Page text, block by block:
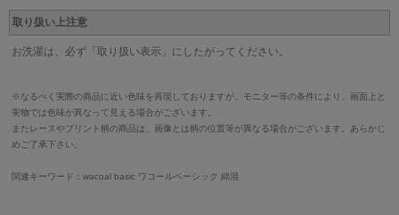
取り扱い上注意
お洗濯は、必ず「取り扱い表示」にしたがってください。
※なるべく実際の商品に近い色味を再現しておりますが、モニター等の条件により、画面上と
実物では色味が異なって見える場合がございます。
またレースやプリント柄の商品は、画像とは柄の位置等が異なる場合がございます。あらかじ
めご了承下さい。
関連キーワード：wacoal basic ワコールベーシック 綿混